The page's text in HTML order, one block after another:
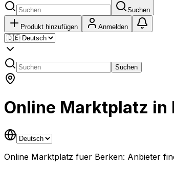
Suchen
Produkt hinzufügen Anmelden
Suchen
Online Marktplatz in
Online Marktplatz fuer Berken: Anbieter